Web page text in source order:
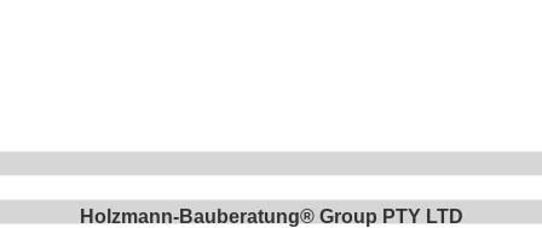
Holzmann-Bauberatung® Group PTY LTD